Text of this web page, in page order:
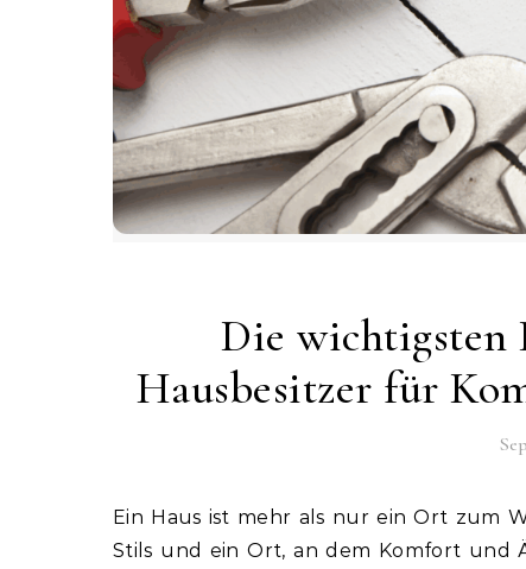
Die wichtigsten
Hausbesitzer für
Ein Haus ist mehr als nur ein Ort zum Wohnen – es ist ein Rückzugsort, ein Ausdruck des eigenen
Stils und ein Ort, an dem Komfort und